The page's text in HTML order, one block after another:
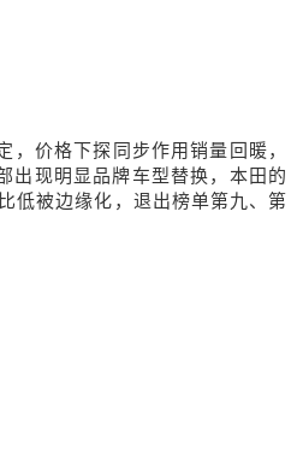
，价格下探同步作用销量回暖，
出现明显品牌车型替换， 本田 的
低被边缘化，退出榜单第九、第